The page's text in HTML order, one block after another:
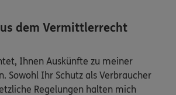
dem Vermittlerrecht
Ihnen Auskünfte zu meiner
Sowohl Ihr Schutz als Verbraucher
Regelungen halten mich